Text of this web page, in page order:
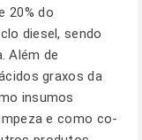
20% do
diesel, sendo
Além de
graxos da
insumos
e como co-